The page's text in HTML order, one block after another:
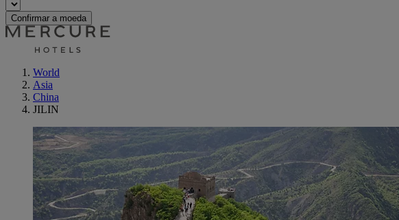
Confirmar a moeda
World
Asia
China
JILIN